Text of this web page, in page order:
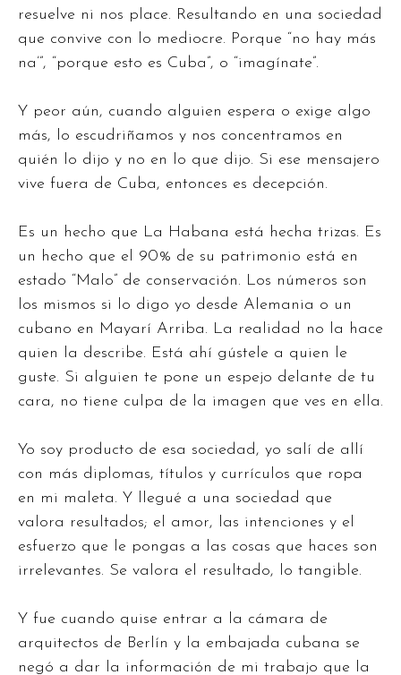
resuelve ni nos place. Resultando en una sociedad
que convive con lo mediocre. Porque “no hay más
na’”, “porque esto es Cuba”, o “imagínate”.
Y peor aún, cuando alguien espera o exige algo
más, lo escudriñamos y nos concentramos en
quién lo dijo y no en lo que dijo. Si ese mensajero
vive fuera de Cuba, entonces es decepción.
Es un hecho que La Habana está hecha trizas. Es
un hecho que el 90% de su patrimonio está en
estado “Malo” de conservación. Los números son
los mismos si lo digo yo desde Alemania o un
cubano en Mayarí Arriba. La realidad no la hace
quien la describe. Está ahí gústele a quien le
guste. Si alguien te pone un espejo delante de tu
cara, no tiene culpa de la imagen que ves en ella.
Yo soy producto de esa sociedad, yo salí de allí
con más diplomas, títulos y currículos que ropa
en mi maleta. Y llegué a una sociedad que
valora resultados; el amor, las intenciones y el
esfuerzo que le pongas a las cosas que haces son
irrelevantes. Se valora el resultado, lo tangible.
Y fue cuando quise entrar a la cámara de
arquitectos de Berlín y la embajada cubana se
negó a dar la información de mi trabajo que la